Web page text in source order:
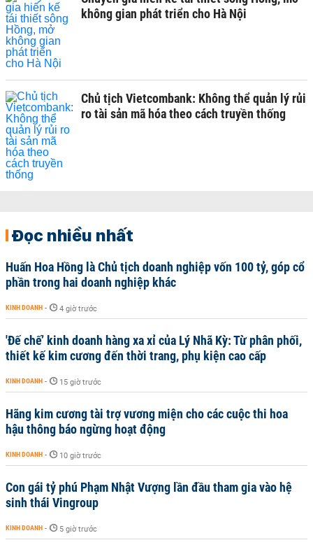
không gian phát triển cho Hà Nội
Chủ tịch Vietcombank: Không thể quản lý rủi
ro tài sản mã hóa theo cách truyền thống
Đọc nhiều nhất
Huấn Hoa Hồng là Chủ tịch doanh nghiệp vốn 100 tỷ, góp cổ
phần trong hai doanh nghiệp khác
KINH DOANH - 4 giờ trước
'Đế chế’ kinh doanh hàng xa xỉ của Lý Nhã Kỳ: Từ phân phối,
thiết kế kim cương đến thời trang, phụ kiện cao cấp
KINH DOANH - 15 giờ trước
Hãng kim cương tài trợ vương miện cho các cuộc thi hoa
hậu thông báo ngừng hoạt động
KINH DOANH - 10 giờ trước
Con gái tỷ phú Phạm Nhật Vượng lần đầu tham gia vào hệ
sinh thái Vingroup
KINH DOANH - 5 giờ trước